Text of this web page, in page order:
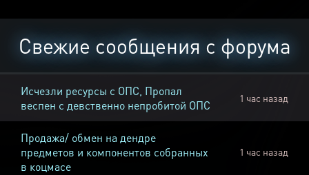
Свежие сообщения с форума
Исчезли ресурсы с ОПС, Пропал
веспен с девственно непробитой ОПС
1 час назад
Продажа/ обмен на дендре
предметов и компонентов собранных
в коцмасе
1 час назад